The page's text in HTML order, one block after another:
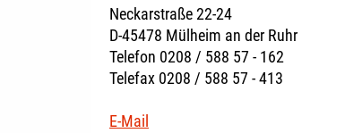
Neckarstraße 22-24
D-45478 Mülheim an der Ruhr
Telefon 0208 / 588 57 - 162
Telefax 0208 / 588 57 - 413
E-Mail